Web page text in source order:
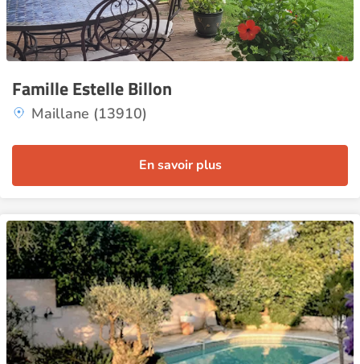
Famille Estelle Billon
Maillane (13910)
En savoir plus